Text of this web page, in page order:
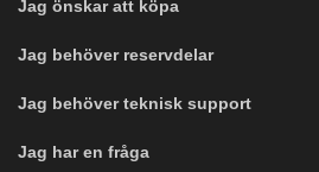
Jag önskar att köpa
Jag behöver reservdelar
Jag behöver teknisk support
Jag har en fråga